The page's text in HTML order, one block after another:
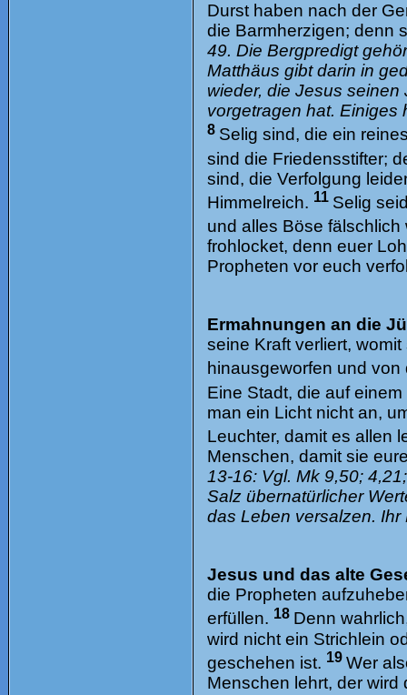
Durst haben nach der
die Barmherzigen; denn
49. Die Bergpredigt
Matthäus gibt darin in
wieder, die Jesus
vorgetragen hat. Einiges
8 Selig sind, die ein
sind die Friedensstifter;
sind, die Verfolgung
Himmelreich. 11 Selig
und alles Böse
frohlocket, denn euer
Propheten vor euch
Ermahnungen an die
seine Kraft verliert,
hinausgeworfen und
Eine Stadt, die auf
man ein Licht nicht an,
Leuchter, damit es allen
Menschen, damit sie
13-16: Vgl. Mk 9,50;
Salz übernatürlicher
das Leben versalzen.
Jesus und das alte
die Propheten
erfüllen. 18 Denn
wird nicht ein Strichlein
geschehen ist. 19 Wer
Menschen lehrt, der